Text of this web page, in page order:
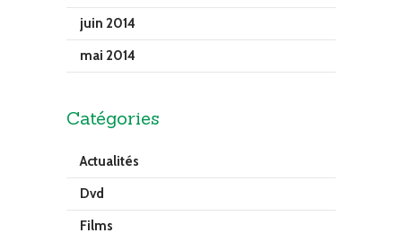
juin 2014
mai 2014
Catégories
Actualités
Dvd
Films